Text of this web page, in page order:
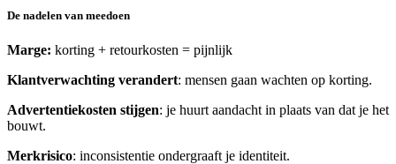
De nadelen van meedoen
Marge: korting + retourkosten = pijnlijk
Klantverwachting verandert: mensen gaan wachten op korting.
Advertentiekosten stijgen: je huurt aandacht in plaats van dat je het
bouwt.
Merkrisico: inconsistentie ondergraaft je identiteit.